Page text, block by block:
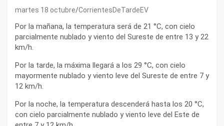
martes 18 octubre CorrientesDeTardeEV
Por la mañana, la temperatura será de 21 °C, con cielo
parcialmente nublado y viento del Sureste de entre 13 y 22
km/h.
Por la tarde, la máxima llegará a los 29 °C, con cielo
mayormente nublado y viento leve del Sureste de entre 7 y
12 km/h.
Por la noche, la temperatura descenderá hasta los 20 °C,
con cielo parcialmente nublado y viento leve del Este de